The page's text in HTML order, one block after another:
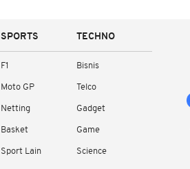
SPORTS
F1
Moto GP
Netting
Basket
Sport Lain
TECHNO
Bisnis
Telco
Gadget
Game
Science